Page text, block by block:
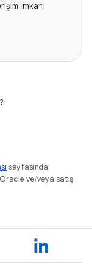
imkanı
sayfasında
ve/veya satış